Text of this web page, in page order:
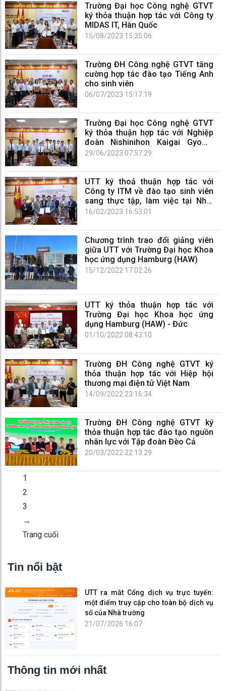
Trường Đại học Công nghệ GTVT
ký thỏa thuận hợp tác với Công ty
MIDAS IT, Hàn Quốc
15/08/2023 15:35:06
Trường ĐH Công nghệ GTVT tăng
cường hợp tác đào tạo Tiếng Anh
cho sinh viên
06/07/2023 15:17:19
Trường Đại học Công nghệ GTVT
ký thỏa thuận hợp tác với Nghiệp
đoàn Nishinihon Kaigai Gyomu
Shien, Nhật Bản
29/06/2023 07:57:29
UTT ký thoả thuận hợp tác với
Công ty ITM về đào tạo sinh viên
sang thực tập, làm việc tại Nhật
Bản
16/02/2023 16:53:01
Chương trình trao đổi giảng viên
giữa UTT với Trường Đại học Khoa
học ứng dụng Hamburg (HAW)
15/12/2022 17:02:26
UTT ký thỏa thuận hợp tác với
Trường Đại học Khoa học ứng
dụng Hamburg (HAW) - Đức
01/10/2022 08:43:10
Trường ĐH Công nghệ GTVT ký
thỏa thuận hợp tác với Hiệp hội
thương mại điện tử Việt Nam
14/09/2022 23:16:34
Trường ĐH Công nghệ GTVT ký
thỏa thuận hợp tác đào tạo nguồn
nhân lực với Tập đoàn Đèo Cả
20/03/2022 22:13:29
1
2
3
→
Trang cuối
Tin nổi bật
UTT ra mắt Cổng dịch vụ trực tuyến:
một điểm truy cập cho toàn bộ dịch vụ
số của Nhà trường
21/07/2026 16:07
Thông tin mới nhất